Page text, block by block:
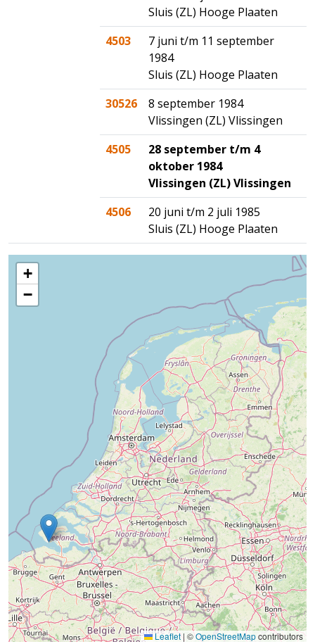
Sluis (ZL) Hooge Plaaten
4503
7 juni t/m 11 september
1984
Sluis (ZL) Hooge Plaaten
30526
8 september 1984
Vlissingen (ZL) Vlissingen
4505
28 september t/m 4
oktober 1984
Vlissingen (ZL) Vlissingen
4506
20 juni t/m 2 juli 1985
Sluis (ZL) Hooge Plaaten
+
−
Leaflet| ©OpenStreetMapcontributors